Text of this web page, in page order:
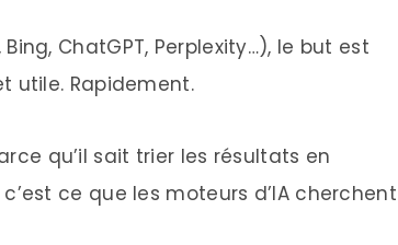
ChatGPT, Perplexity…), le but est
utile. Rapidement.
qu’il sait trier les résultats en
ce que les moteurs d’IA cherchent